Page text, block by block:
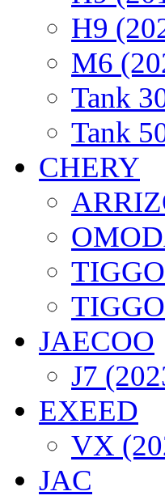
H9
M6
Tank
Tank
CHERY
JAECOO
J7
EXEED
VX
JAC